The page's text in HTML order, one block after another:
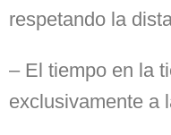
respetando la
– El tiempo en la
exclusivamente a